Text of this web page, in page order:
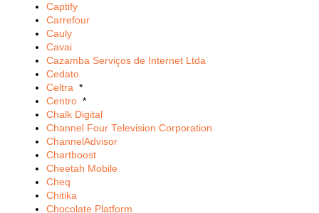
Captify
Carrefour
Cauly
Cavai
Cazamba Serviços de Internet Ltda
Cedato
Celtra *
Centro *
Chalk Digital
Channel Four Television Corporation
ChannelAdvisor
Chartboost
Cheetah Mobile
Cheq
Chitika
Chocolate Platform